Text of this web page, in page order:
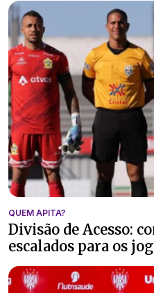
QUEM APITA?
Divisão de Acesso:
escalados para os